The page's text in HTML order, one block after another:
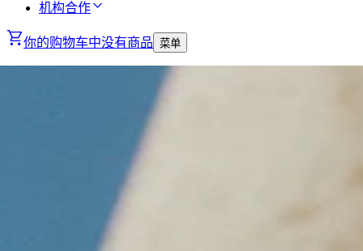
机构合作
你的购物车中没有商品 菜单